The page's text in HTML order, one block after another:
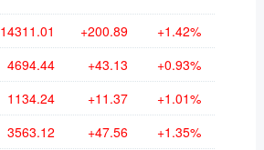
14311.01 +200.89 +1.42%
4694.44 +43.13 +0.93%
1134.24 +11.37 +1.01%
3563.12 +47.56 +1.35%